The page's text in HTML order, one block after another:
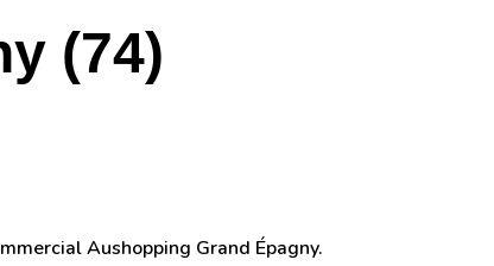
(74)
Aushopping Grand Épagny.